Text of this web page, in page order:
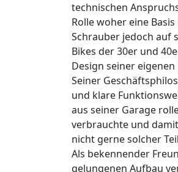
technischen
Rolle woher eine
Schrauber jedoch auf
Bikes der 30er und
Design seiner
Seiner
und klare
aus seiner Garage
verbrauchte und
nicht gerne solcher
Als bekennender
gelungenen Aufbau